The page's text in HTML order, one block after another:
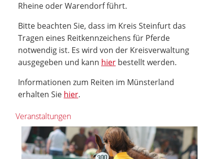
Rheine oder Warendorf führt.
Bitte beachten Sie, dass im Kreis Steinfurt das
Tragen eines Reitkennzeichens für Pferde
notwendig ist. Es wird von der Kreisverwaltung
ausgegeben und kann hierbestellt werden.
Informationen zum Reiten im Münsterland
erhalten Sie hier.
Veranstaltungen